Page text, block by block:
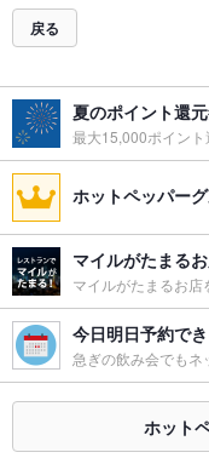
戻る
夏のポイント還
最大15,000ポイント
ホットペッパー
マイルがたまる
マイルがたまるお店
今日明日予約で
急ぎの飲み会でもネ
ホット